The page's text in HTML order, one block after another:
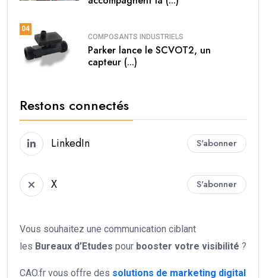
04
COMPOSANTS INDUSTRIELS
Parker lance le SCVOT2, un
capteur (...)
Restons connectés
LinkedIn S'abonner
X S'abonner
Vous souhaitez une communication ciblant
les Bureaux d’Etudes pour booster votre visibilité ?
CAO.fr vous offre des solutions de marketing digital